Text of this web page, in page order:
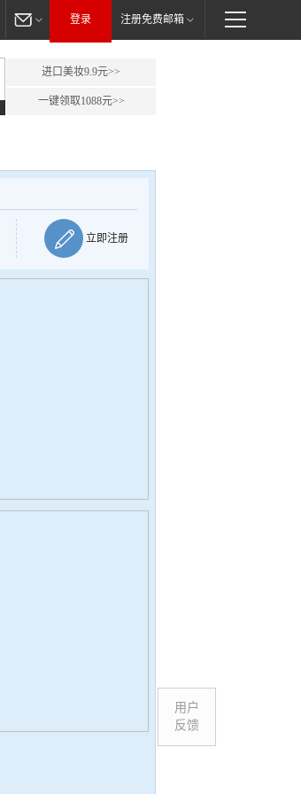
登录 注册免费邮箱
进口美妆9.9元>>
一键领取1088元>>
立即注册
用户
反馈